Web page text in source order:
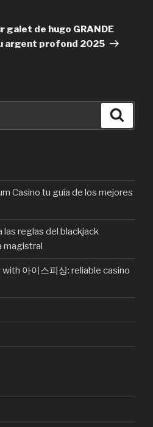
galet de hugo GRANDE
argent profond 2025
Casino tu guía de los mejores
las reglas del blackjack
magistral
아이스피싱: reliable casino